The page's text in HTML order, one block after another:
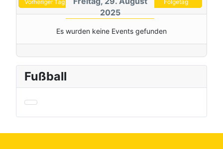
Vorheriger Tag
2025
Folgetag
Es wurden keine Events gefunden
Fußball